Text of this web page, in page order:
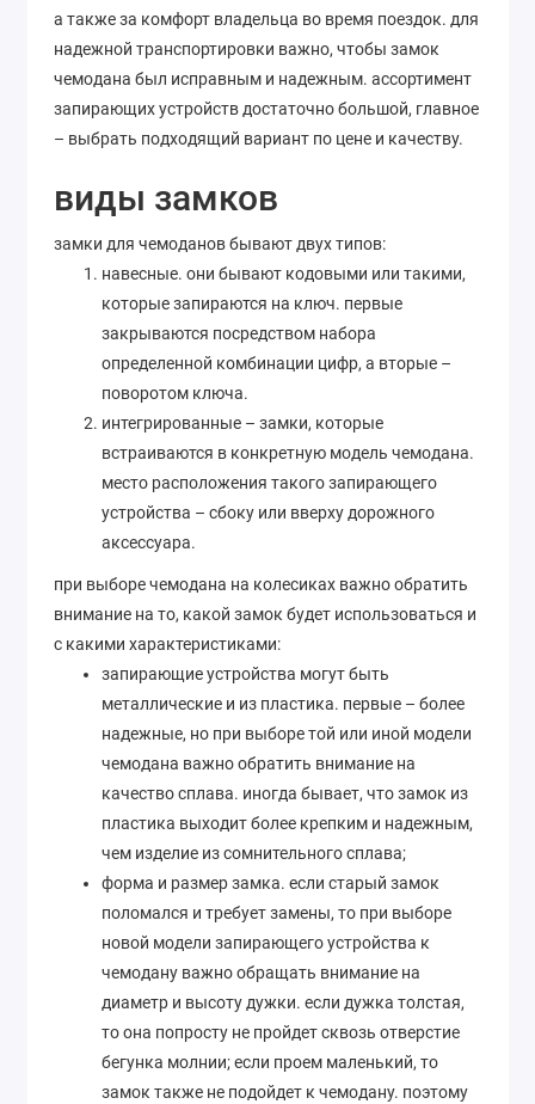
а также за комфорт владельца во время поездок. для
надежной транспортировки важно, чтобы замок
чемодана был исправным и надежным. ассортимент
запирающих устройств достаточно большой, главное
– выбрать подходящий вариант по цене и качеству.
виды замков
замки для чемоданов бывают двух типов:
навесные. они бывают кодовыми или такими,
которые запираются на ключ. первые
закрываются посредством набора
определенной комбинации цифр, а вторые –
поворотом ключа.
интегрированные – замки, которые
встраиваются в конкретную модель чемодана.
место расположения такого запирающего
устройства – сбоку или вверху дорожного
аксессуара.
при выборе чемодана на колесиках важно обратить
внимание на то, какой замок будет использоваться и
с какими характеристиками:
запирающие устройства могут быть
металлические и из пластика. первые – более
надежные, но при выборе той или иной модели
чемодана важно обратить внимание на
качество сплава. иногда бывает, что замок из
пластика выходит более крепким и надежным,
чем изделие из сомнительного сплава;
форма и размер замка. если старый замок
поломался и требует замены, то при выборе
новой модели запирающего устройства к
чемодану важно обращать внимание на
диаметр и высоту дужки. если дужка толстая,
то она попросту не пройдет сквозь отверстие
бегунка молнии; если проем маленький, то
замок также не подойдет к чемодану. поэтому